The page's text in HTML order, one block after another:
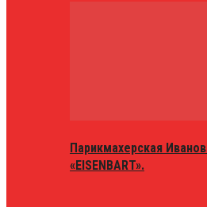
Парикмахерская
«EISENBART».